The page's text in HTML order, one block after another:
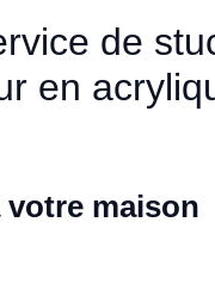
de
en
votre maison